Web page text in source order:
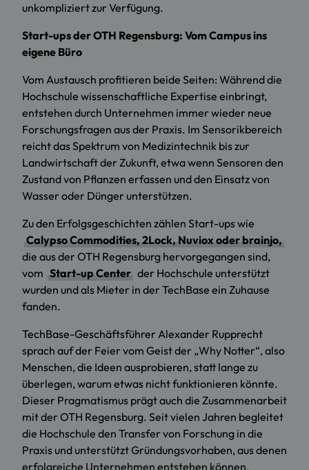
unkompliziert zur Verfügung.
Start-ups der OTH Regensburg: Vom Campus ins
eigene Büro
Vom Austausch profitieren beide Seiten: Während die
Hochschule wissenschaftliche Expertise einbringt,
entstehen durch Unternehmen immer wieder neue
Forschungsfragen aus der Praxis. Im Sensorikbereich
reicht das Spektrum von Medizintechnik bis zur
Landwirtschaft der Zukunft, etwa wenn Sensoren den
Zustand von Pflanzen erfassen und den Einsatz von
Wasser oder Dünger unterstützen.
Zu den Erfolgsgeschichten zählen Start-ups wie
Calypso Commodities, 2Lock, Nuviox oder brainjo,
die aus der OTH Regensburg hervorgegangen sind,
vom Start-up Center der Hochschule unterstützt
wurden und als Mieter in der TechBase ein Zuhause
fanden.
TechBase-Geschäftsführer Alexander Rupprecht
sprach auf der Feier vom Geist der „Why Notter“, also
Menschen, die Ideen ausprobieren, statt lange zu
überlegen, warum etwas nicht funktionieren könnte.
Dieser Pragmatismus prägt auch die Zusammenarbeit
mit der OTH Regensburg. Seit vielen Jahren begleitet
die Hochschule den Transfer von Forschung in die
Praxis und unterstützt Gründungsvorhaben, aus denen
erfolgreiche Unternehmen entstehen können.